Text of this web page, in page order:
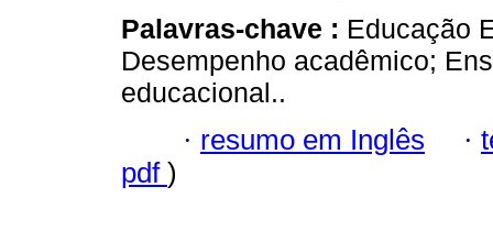
Palavras-chave : Educação
Desempenho acadêmico;
educacional..
· resumo em Inglês ·
pdf )